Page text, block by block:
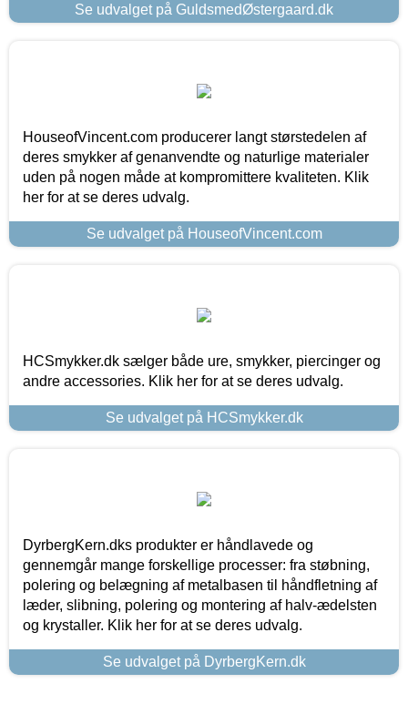
Se udvalget på GuldsmedØstergaard.dk
HouseofVincent.com producerer langt størstedelen af
deres smykker af genanvendte og naturlige materialer
uden på nogen måde at kompromittere kvaliteten. Klik
her for at se deres udvalg.
Se udvalget på HouseofVincent.com
HCSmykker.dk sælger både ure, smykker, piercinger og
andre accessories. Klik her for at se deres udvalg.
Se udvalget på HCSmykker.dk
DyrbergKern.dks produkter er håndlavede og
gennemgår mange forskellige processer: fra støbning,
polering og belægning af metalbasen til håndfletning af
læder, slibning, polering og montering af halv-ædelsten
og krystaller. Klik her for at se deres udvalg.
Se udvalget på DyrbergKern.dk